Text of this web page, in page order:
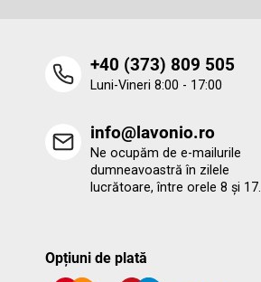
‭+40 (373) 809 505‬
Luni-Vineri 8:00 - 17:00
info@lavonio.ro
Ne ocupăm de e-mailurile
dumneavoastră în zilele
lucrătoare, între orele 8 și 17.
Opțiuni de plată